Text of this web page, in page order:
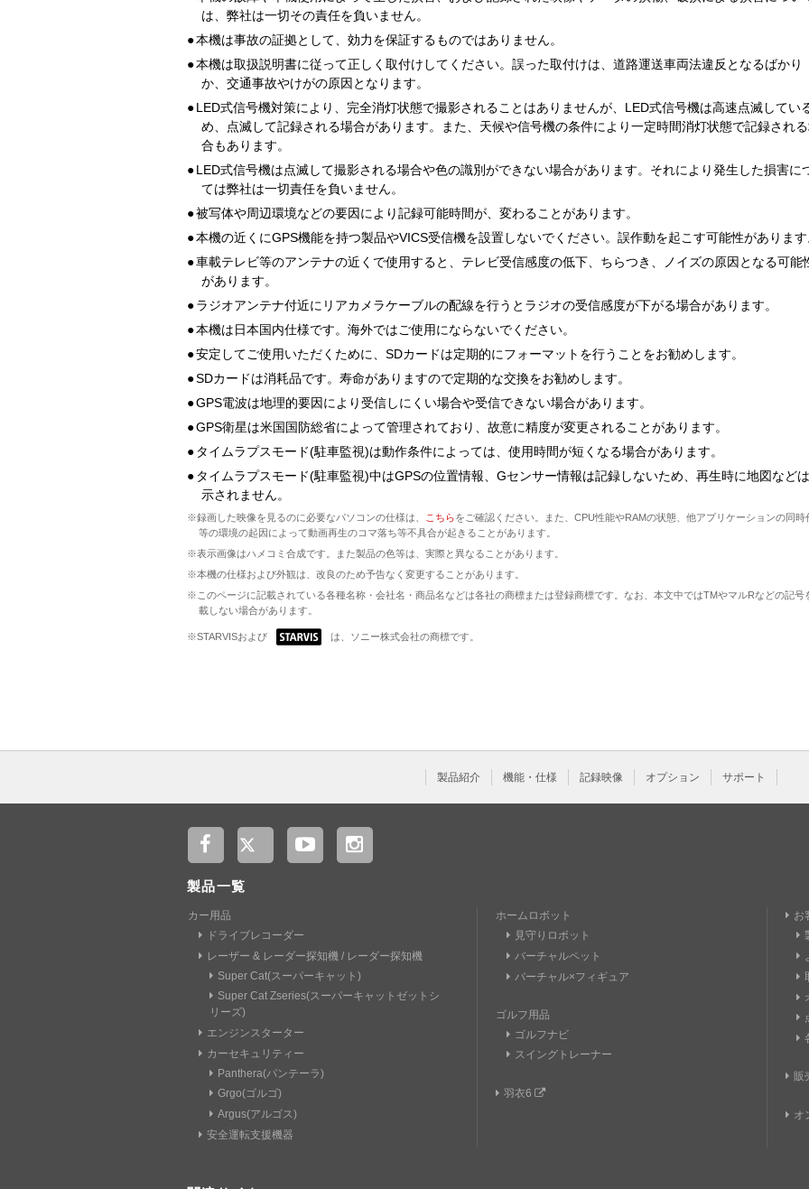
は、弊社は一切その責任を負いません。
●本機は事故の証拠として、効力を保証するものではありません。
●本機は取扱説明書に従って正しく取付けしてください。誤った取付けは、道路運送車両法違反となるばかり
か、交通事故やけがの原因となります。
● LED式信号機対策により、完全消灯状態で撮影されることはありませんが、LED式信号機は高速点滅してい
め、点滅して記録される場合があります。また、天候や信号機の条件により一定時間消灯状態で記録され
合もあります。
● LED式信号機は点滅して撮影される場合や色の識別ができない場合があります。それにより発生した損害に
ては弊社は一切責任を負いません。
●被写体や周辺環境などの要因により記録可能時間が、変わることがあります。
●本機の近くにGPS機能を持つ製品やVICS受信機を設置しないでください。誤作動を起こす可能性がありま
●車載テレビ等のアンテナの近くで使用すると、テレビ受信感度の低下、ちらつき、ノイズの原因となる可能
があります。
● ラジオアンテナ付近にリアカメラケーブルの配線を行うとラジオの受信感度が下がる場合があります。
●本機は日本国内仕様です。海外ではご使用にならないでください。
●安定してご使用いただくために、SDカードは定期的にフォーマットを行うことをお勧めします。
●SDカードは消耗品です。寿命がありますので定期的な交換をお勧めします。
●GPS電波は地理的要因により受信しにくい場合や受信できない場合があります。
●GPS衛星は米国国防総省によって管理されており、故意に精度が変更されることがあります。
● タイムラプスモード(駐車監視)は動作条件によっては、使用時間が短くなる場合があります。
● タイムラプスモード(駐車監視)中はGPSの位置情報、Gセンサー情報は記録しないため、再生時に地図など
示されません。
※録画した映像を見るのに必要なパソコンの仕様は、 こちらをご確認ください。また、CPU性能やRAMの状態、他アプリケーションの同時
等の環境の起因によって動画再生のコマ落ち等不具合が起きることがあります。
※表示画像はハメコミ合成です。また製品の色等は、実際と異なることがあります。
※本機の仕様および外観は、改良のため予告なく変更することがあります。
※このページに記載されている各種名称・会社名・商品名などは各社の商標または登録商標です。なお、本文中ではTMやマルRなどの記号
載しない場合があります。
※STARVISおよび は、ソニー株式会社の商標です。
製品紹介 機能・仕様 記録映像 オプション サポート
製品一覧
カー用品
ドライブレコーダー
レーザー & レーダー探知機 / レーダー探知機
Super Cat(スーパーキャット)
Super Cat Zseries(スーパーキャットゼットシ
リーズ)
エンジンスターター
カーセキュリティー
Panthera(パンテーラ)
Grgo(ゴルゴ)
Argus(アルゴス)
安全運転支援機器
ホームロボット
見守りロボット
バーチャルペット
バーチャル×フィギュア
ゴルフ用品
ゴルフナビ
スイングトレーナー
羽衣6
お
販
オ